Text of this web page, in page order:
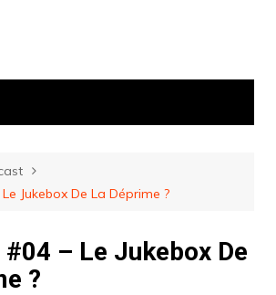
Jukebox De La Déprime ?
#04 – Le Jukebox De
?